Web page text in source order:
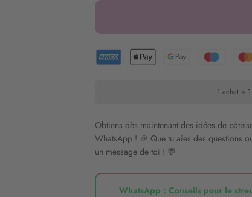
1 achat =
Obtiens dès maintenant des idées de
WhatsApp ! 🎉 Que tu aies des questions
un message de toi ! 💬
WhatsApp : Conseils pour le